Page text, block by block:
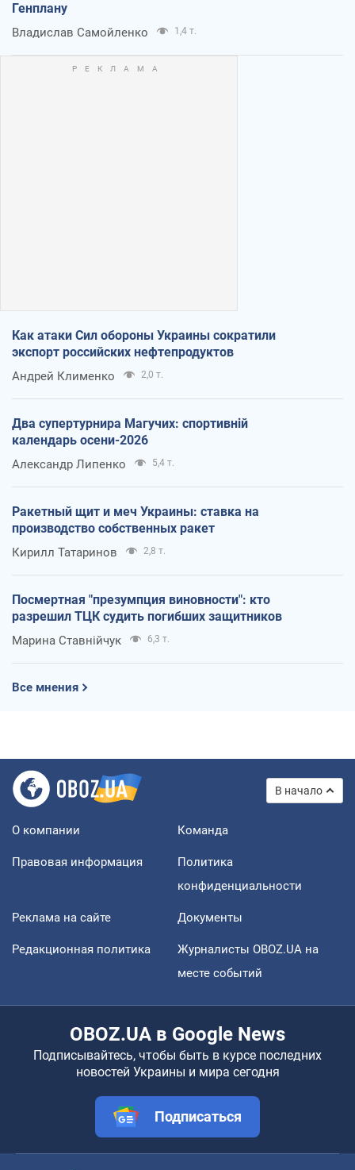
Генплану
Владислав Самойленко 1,4 т.
Как атаки Сил обороны Украины сократили
экспорт российских нефтепродуктов
Андрей Клименко 2,0 т.
Два супертурнира Магучих: спортивній
календарь осени-2026
Александр Липенко 5,4 т.
Ракетный щит и меч Украины: ставка на
производство собственных ракет
Кирилл Татаринов 2,8 т.
Посмертная "презумпция виновности": кто
разрешил ТЦК судить погибших защитников
Марина Ставнійчук 6,3 т.
Все мнения
В начало
О компании Команда
Правовая информация
Политика
конфиденциальности
Реклама на сайте Документы
Редакционная политика
Журналисты OBOZ.UA на
месте событий
OBOZ.UA в Google News
Подписывайтесь, чтобы быть в курсе последних
новостей Украины и мира сегодня
Подписаться